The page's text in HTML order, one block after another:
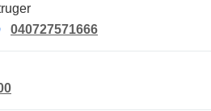
040727571666